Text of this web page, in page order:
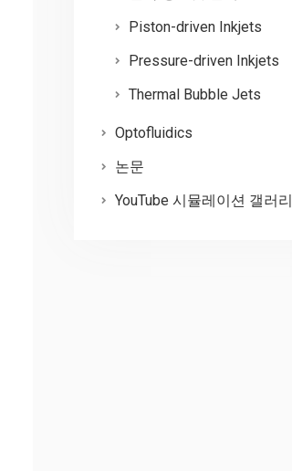
Piston-driven Inkjets
Pressure-driven Inkjets
Thermal Bubble Jets
Optofluidics
논문
YouTube 시뮬레이션 갤러리